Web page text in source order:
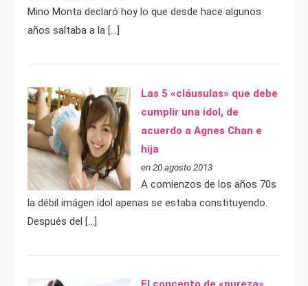
Mino Monta declaró hoy lo que desde hace algunos
años saltaba a la […]
Las 5 «cláusulas» que debe
cumplir una idol, de
acuerdo a Agnes Chan e
hija
en 20 agosto 2013
A comienzos de los años 70s
la débil imágen idol apenas se estaba constituyendo.
Después del […]